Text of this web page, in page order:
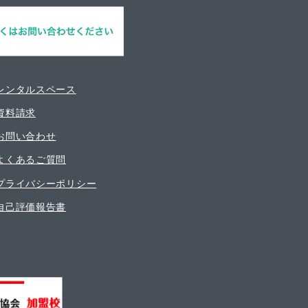
ンタルスペース
料請求
問い合わせ
くあるご質問
ライバシーポリシー
己評価報告書